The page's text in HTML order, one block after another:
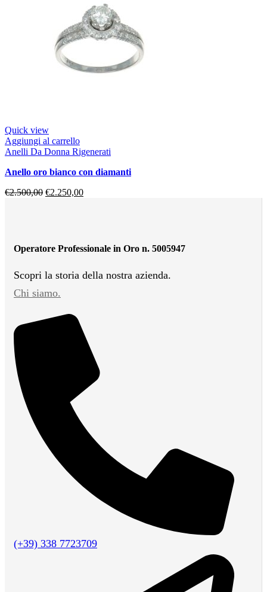
Quick view
Aggiungi al carrello
Anelli Da Donna Rigenerati
anello oro bianco con diamanti
€2.500,00 €2.250,00
Operatore Professionale in Oro n. 5005947
Scopri la storia della nostra azienda.
Chi siamo.
(+39) 338 7723709